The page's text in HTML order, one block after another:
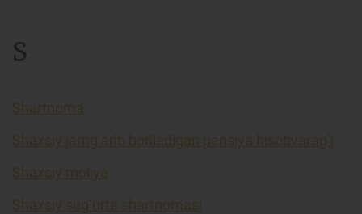
S
Shartnoma
Shaxsiy jamg’arib boriladigan pensiya hisobvarag’i
Shaxsiy moliya
Shaxsiy sug’urta shartnomasi